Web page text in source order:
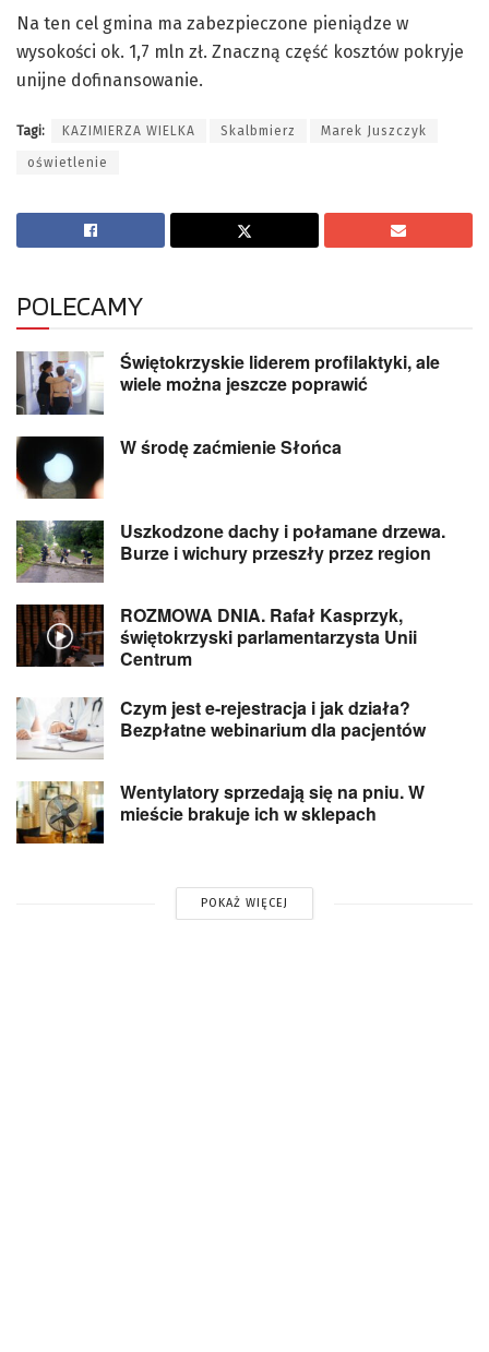
Na ten cel gmina ma zabezpieczone pieniądze w
wysokości ok. 1,7 mln zł. Znaczną część kosztów pokryje
unijne dofinansowanie.
Tagi: KAZIMIERZA WIELKA Skalbmierz Marek Juszczyk
oświetlenie
POLECAMY
Świętokrzyskie liderem profilaktyki, ale
wiele można jeszcze poprawić
W środę zaćmienie Słońca
Uszkodzone dachy i połamane drzewa.
Burze i wichury przeszły przez region
ROZMOWA DNIA. Rafał Kasprzyk,
świętokrzyski parlamentarzysta Unii
Centrum
Czym jest e-rejestracja i jak działa?
Bezpłatne webinarium dla pacjentów
Wentylatory sprzedają się na pniu. W
mieście brakuje ich w sklepach
POKAŻ WIĘCEJ